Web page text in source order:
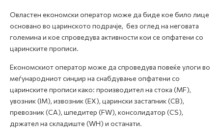
Овластен економски оператор може да биде кое било лице
основано во царинското подрачје, без оглед на неговата
големина и кое спроведува активности кои се опфатени со
царинските прописи.
Економскиот оператор може да спроведува повеќе улоги во
меѓународниот синџир на снабдување опфатени со
царинските прописи како: производител на стока (MF),
увозник (IM), извозник (EX), царински застапник (СВ),
превозник (СА), шпедитер (FW), консолидатор (СЅ),
држател на складиште (WH) и останати.